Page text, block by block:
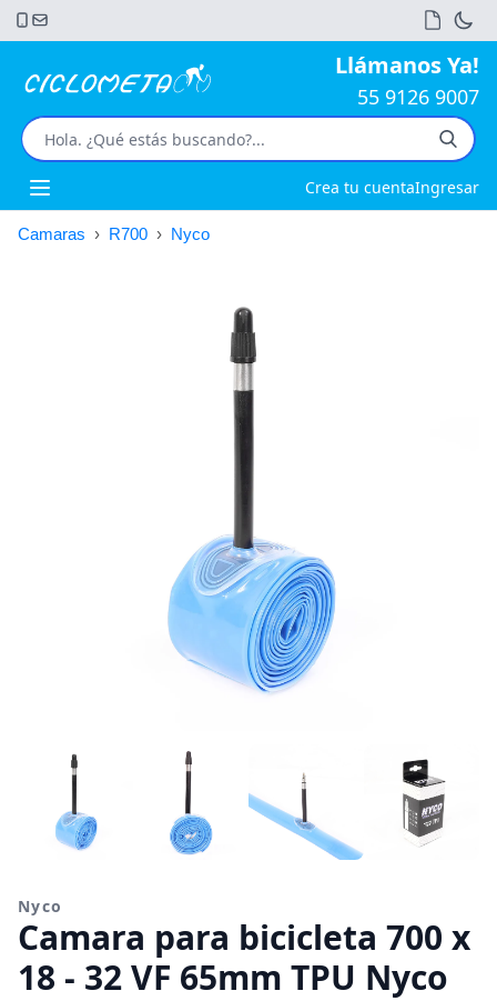
Llámanos Ya!
55 9126 9007
Open main menu Crea tu cuentaIngresar
Camaras › R700 › Nyco
Nyco
Camara para bicicleta 700 x
18 - 32 VF 65mm TPU Nyco